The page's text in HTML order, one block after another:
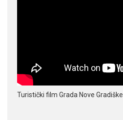
Turistički film Grada Nove Gradiške